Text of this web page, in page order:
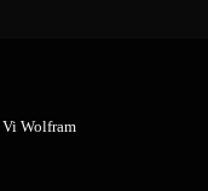
Vi Wolfram